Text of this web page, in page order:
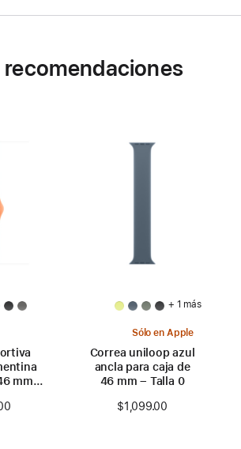
recomendaciones
mm –
+ 1 más
Sólo en Apple
Correa uniloop azul
ancla para caja de
46 mm – Talla 0
$1,099.00